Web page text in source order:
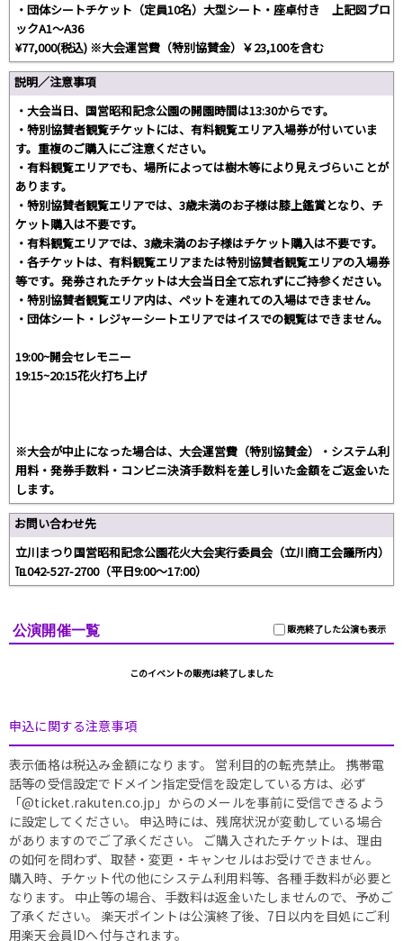
・団体シートチケット（定員10名）大型シート・座卓付き 上記図ブロ
ックA1～A36
¥77,000(税込) ※大会運営費（特別協賛金）￥23,100を含む
説明／注意事項
・大会当日、国営昭和記念公園の開園時間は13:30からです。
・特別協賛者観覧チケットには、有料観覧エリア入場券が付いていま
す。重複のご購入にご注意ください。
・有料観覧エリアでも、場所によっては樹木等により見えづらいことが
あります。
・特別協賛者観覧エリアでは、3歳未満のお子様は膝上鑑賞となり、チ
ケット購入は不要です。
・有料観覧エリアでは、3歳未満のお子様はチケット購入は不要です。
・各チケットは、有料観覧エリアまたは特別協賛者観覧エリアの入場券
等です。発券されたチケットは大会当日全て忘れずにご持参ください。
・特別協賛者観覧エリア内は、ペットを連れての入場はできません。
・団体シート・レジャーシートエリアではイスでの観覧はできません。
19:00~開会セレモニー
19:15~20:15花火打ち上げ
※大会が中止になった場合は、大会運営費（特別協賛金）・システム利
用料・発券手数料・コンビニ決済手数料を差し引いた金額をご返金いた
します。
お問い合わせ先
立川まつり国営昭和記念公園花火大会実行委員会（立川商工会議所内）
℡042-527-2700（平日9:00～17:00）
販売終了した公演も表示
公演開催一覧
このイベントの販売は終了しました
申込に関する注意事項
表示価格は税込み金額になります。 営利目的の転売禁止。 携帯電
話等の受信設定でドメイン指定受信を設定している方は、必ず
「@ticket.rakuten.co.jp」からのメールを事前に受信できるよう
に設定してください。 申込時には、残席状況が変動している場合
がありますのでご了承ください。 ご購入されたチケットは、理由
の如何を問わず、取替・変更・キャンセルはお受けできません。
購入時、チケット代の他にシステム利用料等、各種手数料が必要と
なります。 中止等の場合、手数料は返金いたしませんので、予めご
了承ください。 楽天ポイントは公演終了後、7日以内を目処にご利
用楽天会員IDへ付与されます。